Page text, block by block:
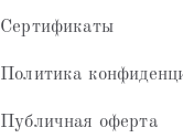
Сертификаты
Политика
Публичная оферта